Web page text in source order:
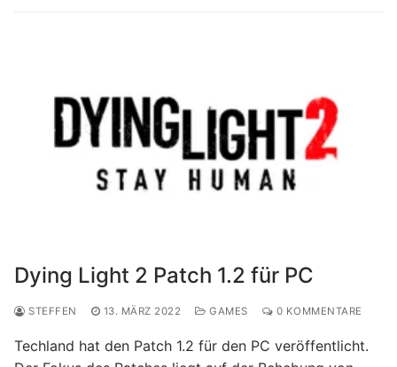
Dying Light 2 Patch 1.2 für PC
STEFFEN 13. MÄRZ 2022 GAMES 0 KOMMENTARE
Techland hat den Patch 1.2 für den PC veröffentlicht.